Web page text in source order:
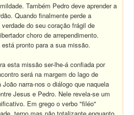
Também Pedro deve aprender a
Quando finalmente perde a
do seu coração frágil de
choro de arrependimento.
pronto para a sua missão.
esta missão ser-lhe-á confiada por
será na margem do lago de
narra-nos o diálogo que naquela
Jesus e Pedro. Nele revela-se um
Em grego o verbo "filéo"